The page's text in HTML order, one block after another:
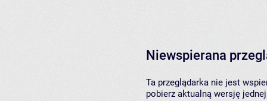
Niewspierana
Ta przeglądarka nie jest
pobierz aktualną wersję